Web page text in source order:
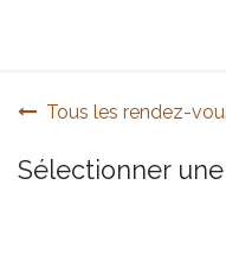
Tous les rendez-
Sélectionner